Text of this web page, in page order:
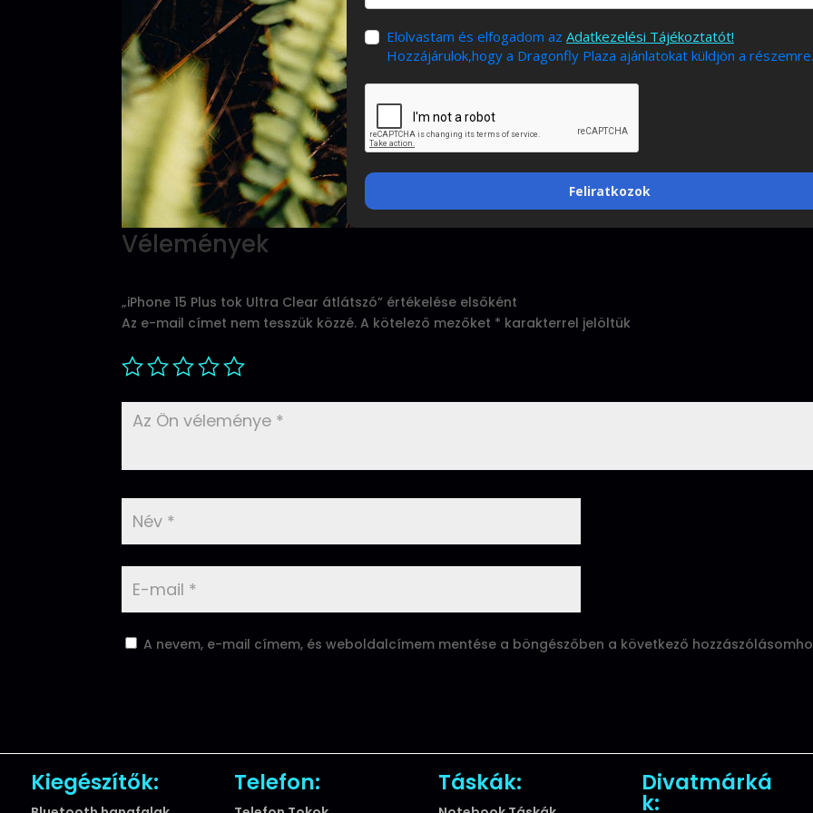
Elolvastam és elfogadom az Adatkezelési Tájékoztatót!
Hozzájárulok,hogy a Dragonfly Plaza ajánlatokat küldjön a részemre.
Feliratkozok
Vélemények
„iPhone 15 Plus tok Ultra Clear átlátszó” értékelése elsőként
Az e-mail címet nem tesszük közzé. A kötelező mezőket * karakterrel jelöltük
A nevem, e-mail címem, és weboldalcímem mentése a böngészőben a következő
Kiegészítők: Telefon: Táskák: Divatmárká
k: